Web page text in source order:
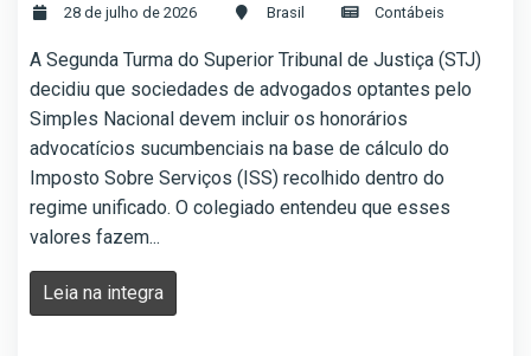
28 de julho de 2026 Brasil Contábeis
A Segunda Turma do Superior Tribunal de Justiça (STJ)
decidiu que sociedades de advogados optantes pelo
Simples Nacional devem incluir os honorários
advocatícios sucumbenciais na base de cálculo do
Imposto Sobre Serviços (ISS) recolhido dentro do
regime unificado. O colegiado entendeu que esses
valores fazem...
Leia na integra